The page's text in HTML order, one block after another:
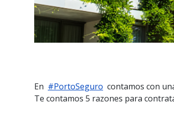
En #PortoSeguro contamos con
Te contamos 5 razones para